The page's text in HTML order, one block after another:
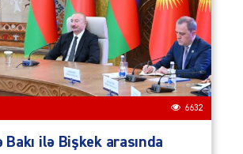
6632
ilə Bişkek arasında